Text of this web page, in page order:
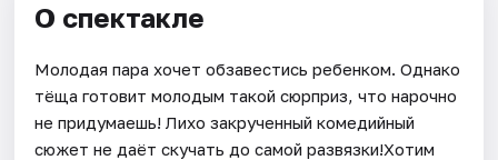
О спектакле
Молодая пара хочет обзавестись ребенком. Однако
тёща готовит молодым такой сюрприз, что нарочно
не придумаешь! Лихо закрученный комедийный
сюжет не даёт скучать до самой развязки!Хотим